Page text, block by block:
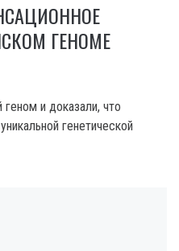
ГЕНОМЕ
и доказали, что
генетической